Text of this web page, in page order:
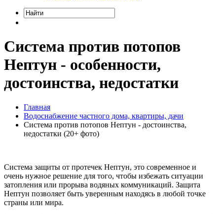
Система против потопов
Нептун - особенности,
достоинства, недостатки
Главная
Водоснабжение частного дома, квартиры, дачи
Система против потопов Нептун - достоинства,
недостатки (20+ фото)
Система защиты от протечек Нептун, это современное и
очень нужное решение для того, чтобы избежать ситуации
затопления или прорыва водяных коммуникаций. Защита
Нептун позволяет быть уверенным находясь в любой точке
страны или мира.